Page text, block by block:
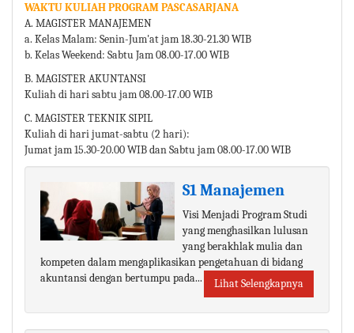
WAKTU KULIAH PROGRAM PASCASARJANA
A. MAGISTER MANAJEMEN
a. Kelas Malam: Senin-Jum'at jam 18.30-21.30 WIB
b. Kelas Weekend: Sabtu Jam 08.00-17.00 WIB
B. MAGISTER AKUNTANSI
Kuliah di hari sabtu jam 08.00-17.00 WIB
C. MAGISTER TEKNIK SIPIL
Kuliah di hari jumat-sabtu (2 hari):
Jumat jam 15.30-20.00 WIB dan Sabtu jam 08.00-17.00 WIB
S1 Manajemen
Visi Menjadi Program Studi
yang menghasilkan lulusan
yang berakhlak mulia dan
kompeten dalam mengaplikasikan pengetahuan di bidang
akuntansi dengan bertumpu pada...
Lihat Selengkapnya